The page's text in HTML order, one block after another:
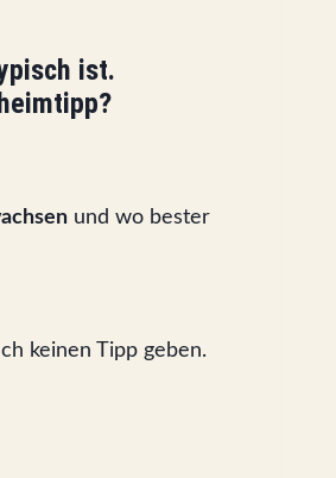
ist.
und wo bester
keinen Tipp geben.